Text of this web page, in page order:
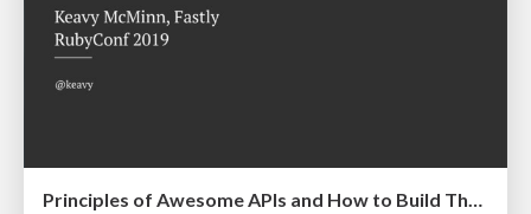
Principles of Awesome APIs and How to Build Them.